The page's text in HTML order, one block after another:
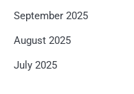
September 2025
August 2025
July 2025